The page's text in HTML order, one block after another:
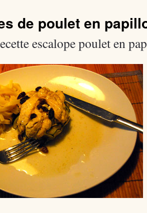
de poulet en
escalope poulet en